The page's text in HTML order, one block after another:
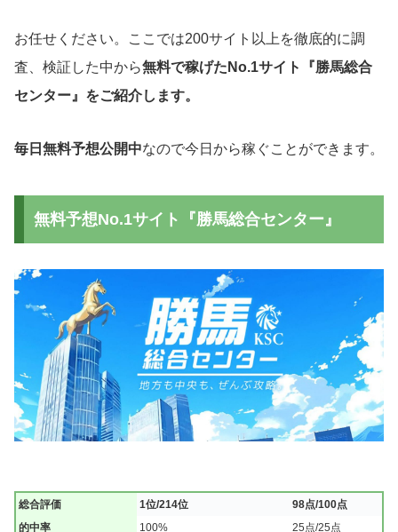
お任せください。ここでは200サイト以上を徹底的に調
査、検証した中から無料で稼げたNo.1サイト『勝馬総合
センター』をご紹介します。
毎日無料予想公開中なので今日から稼ぐことができます。
無料予想No.1サイト『勝馬総合センター』
総合評価 1位/214位 98点/100点
的中率 100% 25点/25点